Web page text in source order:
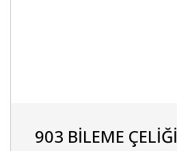
903 BİLEME ÇELİĞİ